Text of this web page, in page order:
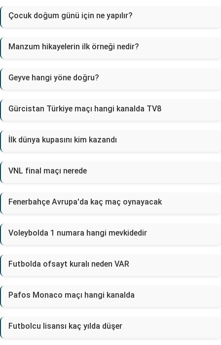
Çocuk doğum günü için ne yapılır?
Manzum hikayelerin ilk örneği nedir?
Geyve hangi yöne doğru?
Gürcistan Türkiye maçı hangi kanalda TV8
İlk dünya kupasını kim kazandı
VNL final maçı nerede
Fenerbahçe Avrupa'da kaç maç oynayacak
Voleybolda 1 numara hangi mevkidedir
Futbolda ofsayt kuralı neden VAR
Pafos Monaco maçı hangi kanalda
Futbolcu lisansı kaç yılda düşer